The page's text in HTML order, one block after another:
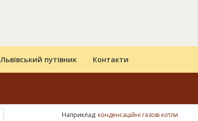
Львівський путівник Контакти
Наприклад: конденсаційні газові котли